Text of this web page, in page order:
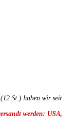
St.) haben wir seit
werden: USA,